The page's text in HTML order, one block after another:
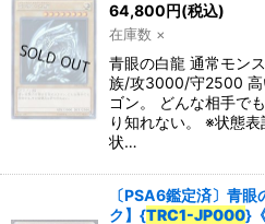
64,800円(税込)
在庫数 ×
青眼の白龍 通常モン
族/攻3000/守2500 高
ゴン。 どんな相手で
り知れない。 ※状態
状…
〔PSA6鑑定済〕青
ク】{TRC1-JP000}